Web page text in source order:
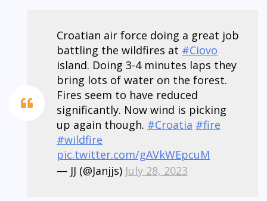
Croatian air force doing a great job
battling the wildfires at #Ciovo
island. Doing 3-4 minutes laps they
bring lots of water on the forest.
Fires seem to have reduced
significantly. Now wind is picking
up again though. #Croatia #fire
#wildfire
pic.twitter.com/gAVkWEpcuM
— JJ (@Janjjs) July 28, 2023